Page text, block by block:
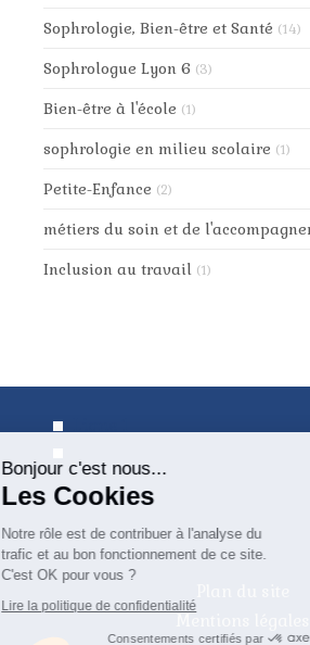
Sophrologie, Bien-être et Santé (14)
Sophrologue Lyon 6 (3)
Bien-être à l'école (1)
sophrologie en milieu scolaire (1)
Petite-Enfance (2)
métiers du soin et de
Inclusion au travail (1)
Entrez votre texte ici
©2020 Gabrielle Viale -
Bonjour c'est nous...
Les Cookies
Notre rôle est de contribuer à l'analyse du
trafic et au bon fonctionnement de ce site.
C'est OK pour vous ?
Lire la politique de confidentialité
Consentements certifiés par